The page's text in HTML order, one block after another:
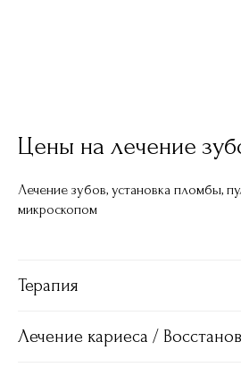
Цены на лечение
Лечение зубов, установка пломбы,
микроскопом
Терапия
Лечение кариеса /